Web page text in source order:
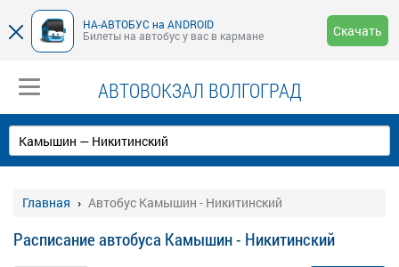
НА-АВТОБУС на ANDROID
Билеты на автобус у вас в кармане
Скачать
АВТОВОКЗАЛ ВОЛГОГРАД
Главная Автобус Камышин - Никитинский
Расписание автобуса Камышин - Никитинский